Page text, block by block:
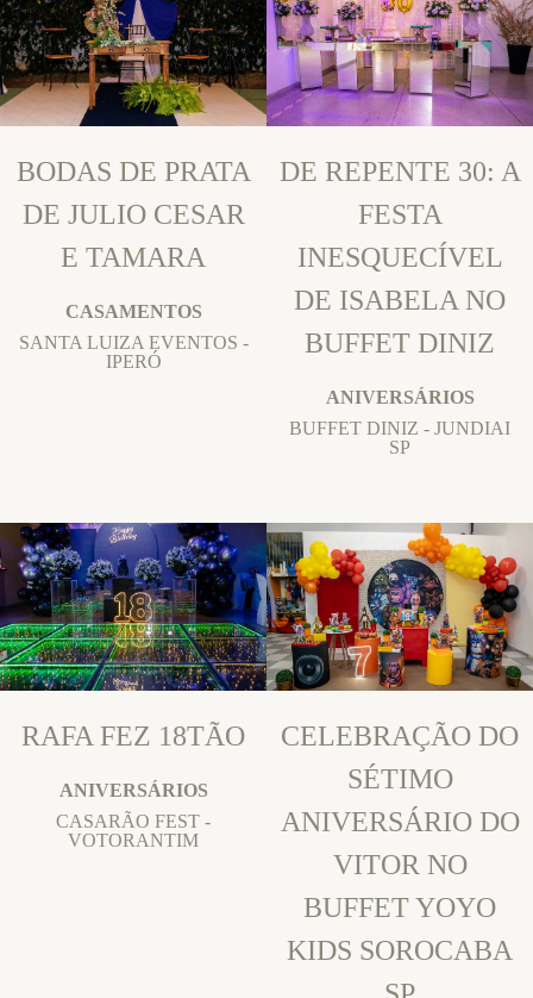
BODAS DE PRATA
DE JULIO CESAR
E TAMARA
CASAMENTOS
SANTA LUIZA EVENTOS -
IPERÓ
DE REPENTE 30: A
FESTA
INESQUECÍVEL
DE ISABELA NO
BUFFET DINIZ
ANIVERSÁRIOS
BUFFET DINIZ - JUNDIAI
SP
RAFA FEZ 18TÃO
ANIVERSÁRIOS
CASARÃO FEST -
VOTORANTIM
CELEBRAÇÃO DO
SÉTIMO
ANIVERSÁRIO DO
VITOR NO
BUFFET YOYO
KIDS SOROCABA